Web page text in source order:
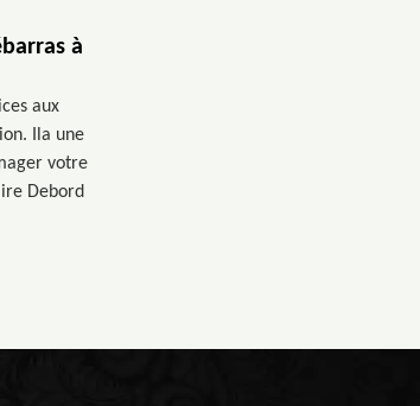
à
aux
Ila une
votre
Debord